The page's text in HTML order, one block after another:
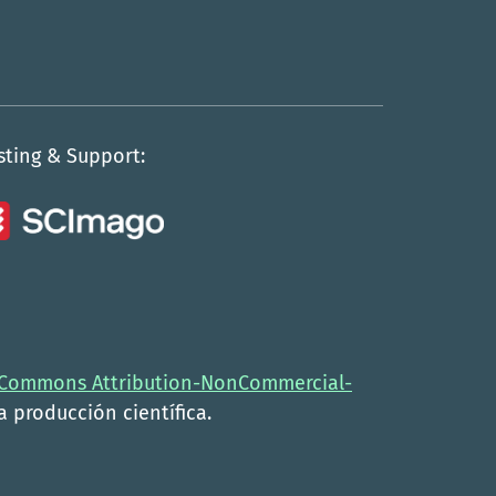
& Support:
Attribution-NonCommercial-
producción científica.